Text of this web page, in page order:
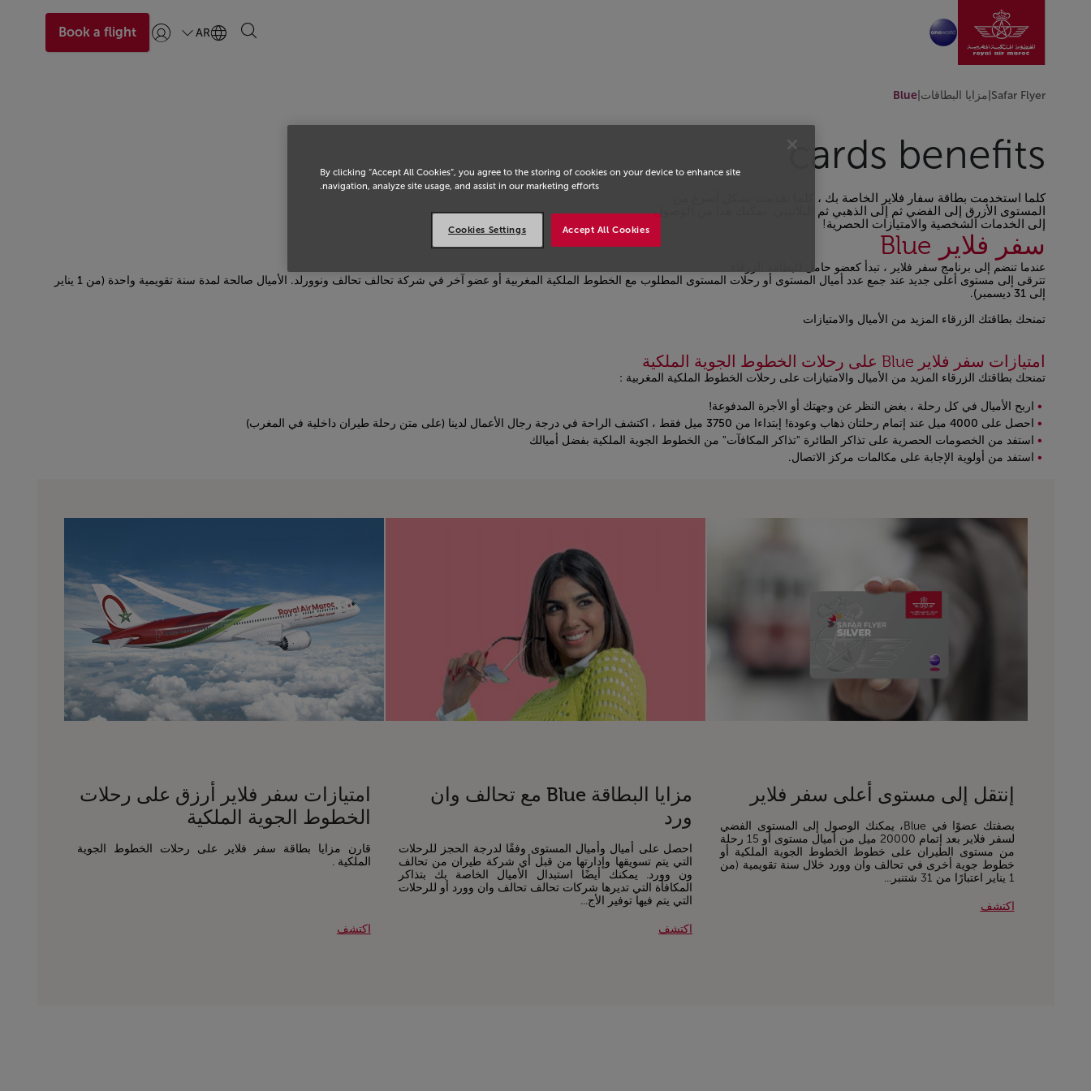
تخطي إلى المحتوى الرئيسي
انتقل إلى الصفحة الرئيسية AR تسجيل الدخول | انضم)
Book a flight
Safar Flyer مزايا البطاقات Blue
cards benefits
كلما استخدمت بطاقة سفار فلاير الخاصة بك ، كلما تقدمت بشكل أسرع من
المستوى الأزرق إلى الفضي ثم إلى الذهبي ثم البلاتيني. يمكنك هذا من الوصول
إلى الخدمات الشخصية والامتيازات الحصرية!
سفر فلاير Blue
عندما تنضم إلى برنامج سفر فلاير ، تبدأ كعضو حامل للبطاقة الزرقاء .
تترقى إلى مستوى أعلى جديد عند جمع عدد أميال المستوى أو رحلات المستوى المطلوب مع الخطوط الملكية المغربية أو عضو آخر في شركة تحالف تحالف ونوورلد. الأميال صالحة لمدة سنة تقويمية واحدة (من 1 يناير
إلى 31 ديسمبر).
تمنحك بطاقتك الزرقاء المزيد من الأميال والامتيازات
امتيازات سفر فلاير Blue على رحلات الخطوط الجوية الملكية
تمنحك بطاقتك الزرقاء المزيد من الأميال والامتيازات على رحلات الخطوط الملكية المغربية :
اربح الأميال في كل رحلة ، بغض النظر عن وجهتك أو الأجرة المدفوعة!
احصل على 4000 ميل عند إتمام رحلتان ذهاب وعودة! إبتداءا من 3750 ميل فقط ، اكتشف الراحة في درجة رجال الأعمال لدينا (على متن رحلة طيران داخلية في المغرب)
استفد من الخصومات الحصرية على تذاكر الطائرة "تذاكر المكافآت" من الخطوط الجوية الملكية بفضل أميالك
استفد من أولوية الإجابة على مكالمات مركز الاتصال.
إنتقل إلى مستوى أعلى سفر فلاير
بصفتك عضوًا في Blue، يمكنك الوصول إلى المستوى الفضي
لسفر فلاير بعد إتمام 20000 ميل من أميال مستوى أو 15 رحلة
من مستوى الطيران على خطوط الخطوط الجوية الملكية أو
خطوط جوية أخرى في تحالف وان وورد خلال سنة تقويمية (من
1 يناير اعتبارًا من 31 شتنبر...
اكتشف
مزايا البطاقة Blue مع تحالف وان
ورد
احصل على أميال وأميال المستوى وفقًا لدرجة الحجز للرحلات
التي يتم تسويقها وإدارتها من قبل أي شركة طيران من تحالف
ون وورد. يمكنك أيضًا استبدال الأميال الخاصة بك بتذاكر
المكافأة التي تديرها شركات تحالف تحالف وان وورد أو للرحلات
التي يتم فيها توفير الأج...
اكتشف
امتيازات سفر فلاير أرزق على رحلات
الخطوط الجوية الملكية
قارن مزايا بطاقة سفر فلاير على رحلات الخطوط الجوية
الملكية .
اكتشف
By clicking “Accept All Cookies”, you agree to the storing of cookies on your device to enhance site
navigation, analyze site usage, and assist in our marketing efforts.
Accept All Cookies
Cookies Settings